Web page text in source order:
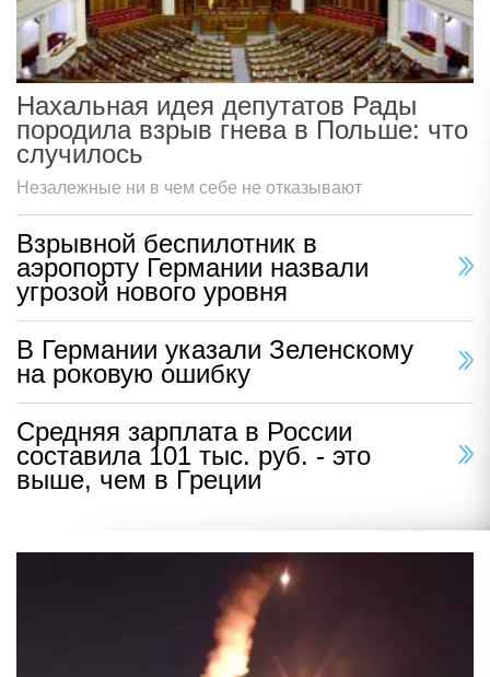
Нахальная идея депутатов Рады
породила взрыв гнева в Польше: что
случилось
Незалежные ни в чем себе не отказывают
Взрывной беспилотник в
аэропорту Германии назвали
угрозой нового уровня
В Германии указали Зеленскому
на роковую ошибку
Средняя зарплата в России
составила 101 тыс. руб. - это
выше, чем в Греции